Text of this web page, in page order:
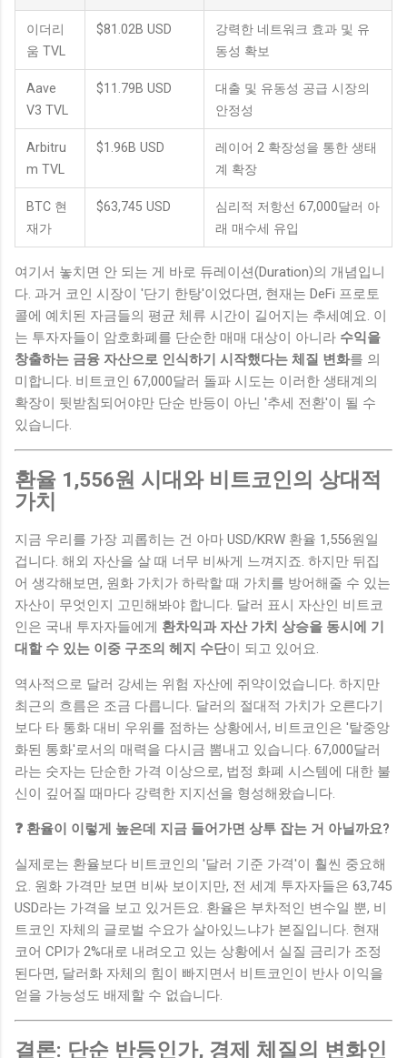
이더리
움 TVL
$81.02B USD
강력한 네트워크 효과 및 유
동성 확보
Aave
V3 TVL
$11.79B USD
대출 및 유동성 공급 시장의
안정성
Arbitru
m TVL
$1.96B USD
레이어 2 확장성을 통한 생태
계 확장
BTC 현
재가
$63,745 USD
심리적 저항선 67,000달러 아
래 매수세 유입
여기서 놓치면 안 되는 게 바로 듀레이션(Duration)의 개념입니
다. 과거 코인 시장이 '단기 한탕'이었다면, 현재는 DeFi 프로토
콜에 예치된 자금들의 평균 체류 시간이 길어지는 추세예요. 이
는 투자자들이 암호화폐를 단순한 매매 대상이 아니라 수익을
창출하는 금융 자산으로 인식하기 시작했다는 체질 변화를 의
미합니다. 비트코인 67,000달러 돌파 시도는 이러한 생태계의
확장이 뒷받침되어야만 단순 반등이 아닌 '추세 전환'이 될 수
있습니다.
환율 1,556원 시대와 비트코인의 상대적
가치
지금 우리를 가장 괴롭히는 건 아마 USD/KRW 환율 1,556원일
겁니다. 해외 자산을 살 때 너무 비싸게 느껴지죠. 하지만 뒤집
어 생각해보면, 원화 가치가 하락할 때 가치를 방어해줄 수 있는
자산이 무엇인지 고민해봐야 합니다. 달러 표시 자산인 비트코
인은 국내 투자자들에게 환차익과 자산 가치 상승을 동시에 기
대할 수 있는 이중 구조의 헤지 수단이 되고 있어요.
역사적으로 달러 강세는 위험 자산에 쥐약이었습니다. 하지만
최근의 흐름은 조금 다릅니다. 달러의 절대적 가치가 오른다기
보다 타 통화 대비 우위를 점하는 상황에서, 비트코인은 '탈중앙
화된 통화'로서의 매력을 다시금 뽐내고 있습니다. 67,000달러
라는 숫자는 단순한 가격 이상으로, 법정 화폐 시스템에 대한 불
신이 깊어질 때마다 강력한 지지선을 형성해왔습니다.
❓ 환율이 이렇게 높은데 지금 들어가면 상투 잡는 거 아닐까요?
실제로는 환율보다 비트코인의 '달러 기준 가격'이 훨씬 중요해
요. 원화 가격만 보면 비싸 보이지만, 전 세계 투자자들은 63,745
USD라는 가격을 보고 있거든요. 환율은 부차적인 변수일 뿐, 비
트코인 자체의 글로벌 수요가 살아있느냐가 본질입니다. 현재
코어 CPI가 2%대로 내려오고 있는 상황에서 실질 금리가 조정
된다면, 달러화 자체의 힘이 빠지면서 비트코인이 반사 이익을
얻을 가능성도 배제할 수 없습니다.
결론: 단순 반등인가, 경제 체질의 변화인